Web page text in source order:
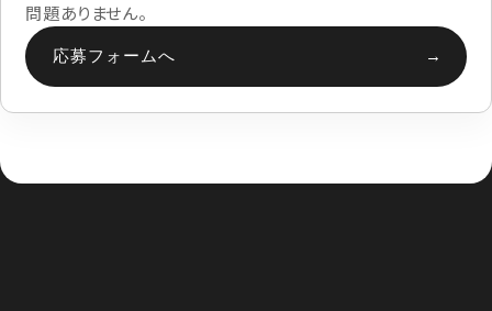
問題ありません。
応募フォームへ